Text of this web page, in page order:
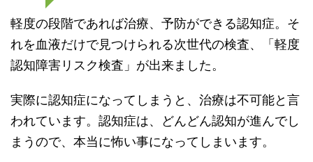
軽度の段階であれば治療、予防ができる認知症。そ
れを血液だけで見つけられる次世代の検査、「軽度
認知障害リスク検査」が出来ました。
実際に認知症になってしまうと、治療は不可能と言
われています。認知症は、どんどん認知が進んでし
まうので、本当に怖い事になってしまいます。